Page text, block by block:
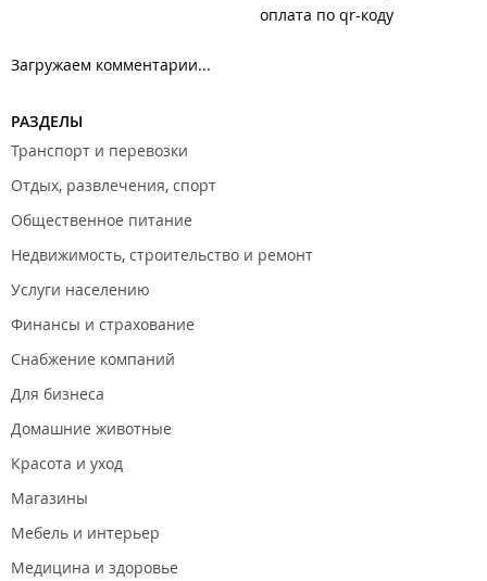
оплата по qr-коду
Загружаем комментарии...
РАЗДЕЛЫ
Транспорт и перевозки
Отдых, развлечения, спорт
Общественное питание
Недвижимость, строительство и ремонт
Услуги населению
Финансы и страхование
Снабжение компаний
Для бизнеса
Домашние животные
Красота и уход
Магазины
Мебель и интерьер
Медицина и здоровье